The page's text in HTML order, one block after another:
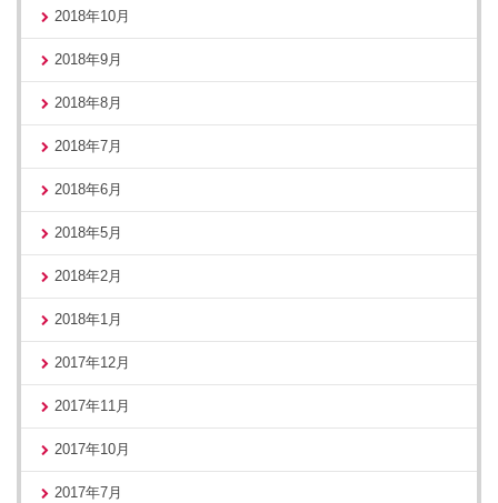
2018年10月
2018年9月
2018年8月
2018年7月
2018年6月
2018年5月
2018年2月
2018年1月
2017年12月
2017年11月
2017年10月
2017年7月